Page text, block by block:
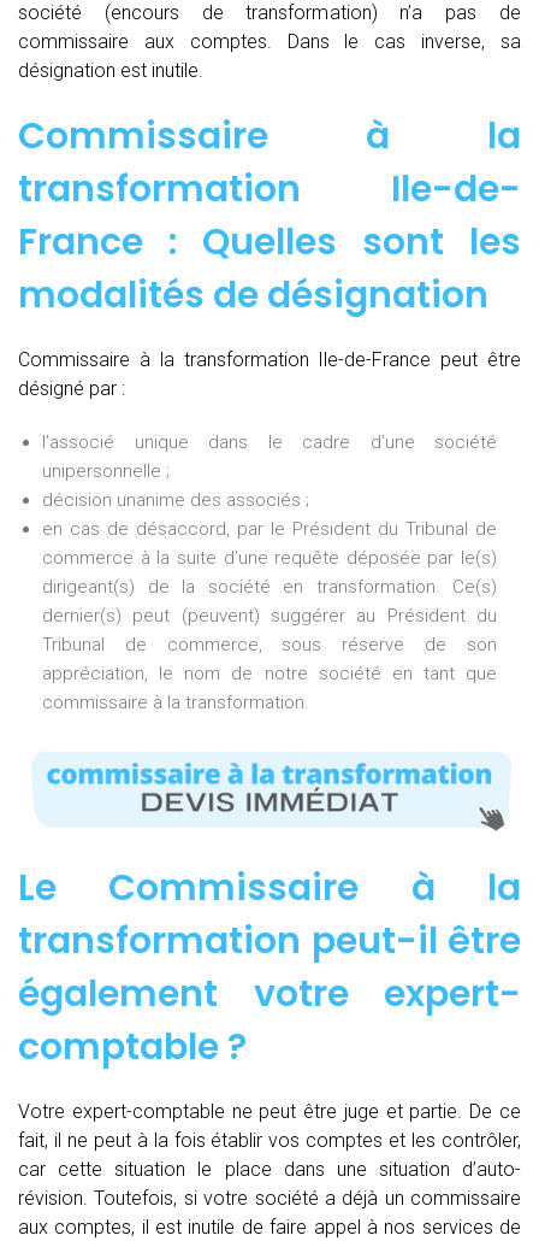
société (encours de transformation) n’a pas de
commissaire aux comptes. Dans le cas inverse, sa
désignation est inutile.
Commissaire à la
transformation Ile-de-
France : Quelles sont les
modalités de désignation
Commissaire à la transformation Ile-de-France peut être
désigné par :
l’associé unique dans le cadre d’une société
unipersonnelle ;
décision unanime des associés ;
en cas de désaccord, par le Président du Tribunal de
commerce à la suite d’une requête déposée par le(s)
dirigeant(s) de la société en transformation. Ce(s)
dernier(s) peut (peuvent) suggérer au Président du
Tribunal de commerce, sous réserve de son
appréciation, le nom de notre société en tant que
commissaire à la transformation.
Le Commissaire à la
transformation peut-il être
également votre expert-
comptable ?
Votre expert-comptable ne peut être juge et partie. De ce
fait, il ne peut à la fois établir vos comptes et les contrôler,
car cette situation le place dans une situation d’auto-
révision. Toutefois, si votre société a déjà un commissaire
aux comptes, il est inutile de faire appel à nos services de